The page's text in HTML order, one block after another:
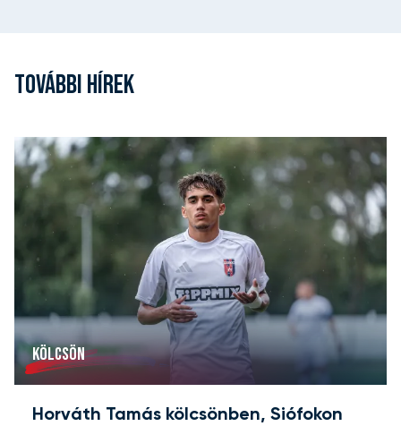
TOVÁBBI HÍREK
KÖLCSÖN
Horváth Tamás kölcsönben, Siófokon